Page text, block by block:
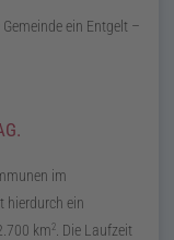
ein Entgelt –
im
hierdurch ein
km2
. Die Laufzeit